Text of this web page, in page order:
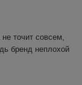
точит совсем,
бренд неплохой